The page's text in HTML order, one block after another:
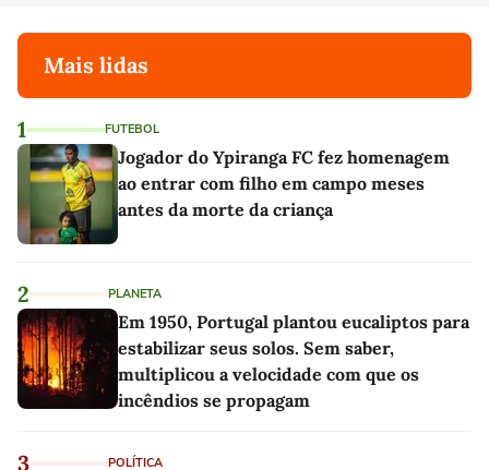
Mais lidas
1 FUTEBOL
Jogador do Ypiranga FC fez homenagem
ao entrar com filho em campo meses
antes da morte da criança
2 PLANETA
Em 1950, Portugal plantou eucaliptos para
estabilizar seus solos. Sem saber,
multiplicou a velocidade com que os
incêndios se propagam
3 POLÍTICA